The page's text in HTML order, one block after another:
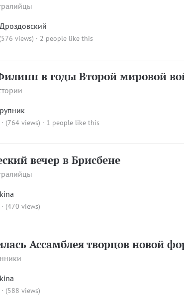
views) · 2 people like this
в годы Второй мировой
(764 views) · 1 people like this
вечер в Брисбене
(470 views)
Ассамблея творцов новой
(588 views)